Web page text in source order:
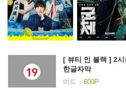
[ 뷰티 인 블랙 ] 2
한글자막
미드 600P